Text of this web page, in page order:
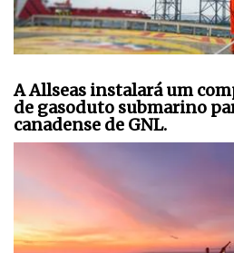
A Allseas instalará um
de gasoduto submarino
canadense de GNL.